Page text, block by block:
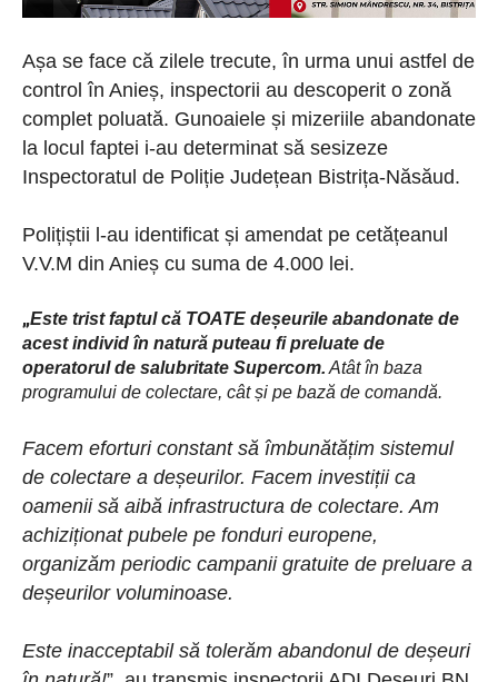
Așa se face că zilele trecute, în urma unui astfel de
control în Anieș, inspectorii au descoperit o zonă
complet poluată. Gunoaiele și mizeriile abandonate
la locul faptei i-au determinat să sesizeze
Inspectoratul de Poliție Județean Bistrița-Năsăud.
Polițiștii l-au identificat și amendat pe cetățeanul
V.V.M din Anieș cu suma de 4.000 lei.
„Este trist faptul că TOATE deșeurile abandonate de
acest individ în natură puteau fi preluate de
operatorul de salubritate Supercom. Atât în baza
programului de colectare, cât și pe bază de comandă.
Facem eforturi constant să îmbunătățim sistemul
de colectare a deșeurilor. Facem investiții ca
oamenii să aibă infrastructura de colectare. Am
achiziționat pubele pe fonduri europene,
organizăm periodic campanii gratuite de preluare a
deșeurilor voluminoase.
Este inacceptabil să tolerăm abandonul de deșeuri